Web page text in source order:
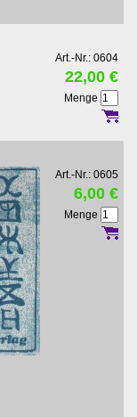
Art.-Nr.: 0604
22,00 €
Menge
Art.-Nr.: 0605
6,00 €
Menge